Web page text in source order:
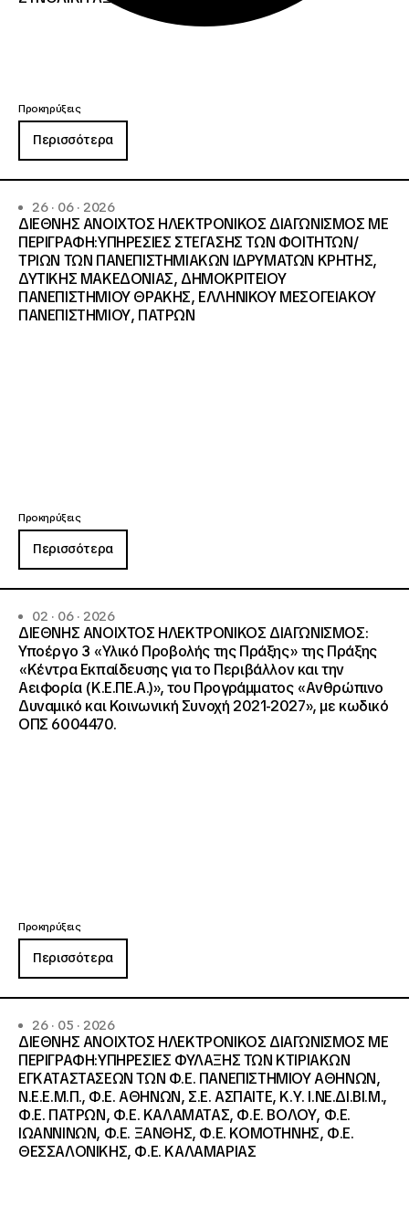
Προκηρύξεις
Περισσότερα
26 · 06 · 2026
ΔΙΕΘΝΗΣ ΑΝΟΙΧΤΟΣ ΗΛΕΚΤΡΟΝΙΚΟΣ ΔΙΑΓΩΝΙΣΜΟΣ ΜΕ
ΠΕΡΙΓΡΑΦΗ:ΥΠΗΡΕΣΙΕΣ ΣΤΕΓΑΣΗΣ ΤΩΝ ΦΟΙΤΗΤΩΝ/
ΤΡΙΩΝ ΤΩΝ ΠΑΝΕΠΙΣΤΗΜΙΑΚΩΝ ΙΔΡΥΜΑΤΩΝ KΡΗΤΗΣ,
ΔΥΤΙΚΗΣ ΜΑΚΕΔΟΝΙΑΣ, ΔΗΜΟΚΡΙΤΕΙΟΥ
ΠΑΝΕΠΙΣΤΗΜΙΟΥ ΘΡΑΚΗΣ, ΕΛΛΗΝΙΚΟΥ ΜΕΣΟΓΕΙΑΚΟΥ
ΠΑΝΕΠΙΣΤΗΜΙΟΥ, ΠΑΤΡΩΝ
Προκηρύξεις
Περισσότερα
02 · 06 · 2026
ΔΙΕΘΝΗΣ ΑΝΟΙΧΤΟΣ ΗΛΕΚΤΡΟΝΙΚΟΣ ΔΙΑΓΩΝΙΣΜΟΣ:
Υποέργο 3 «Υλικό Προβολής της Πράξης» της Πράξης
«Κέντρα Εκπαίδευσης για το Περιβάλλον και την
Αειφορία (Κ.Ε.ΠΕ.Α.)», του Προγράμματος «Ανθρώπινο
Δυναμικό και Κοινωνική Συνοχή 2021-2027», με κωδικό
ΟΠΣ 6004470.
Προκηρύξεις
Περισσότερα
26 · 05 · 2026
ΔΙΕΘΝΗΣ ΑΝΟΙΧΤΟΣ ΗΛΕΚΤΡΟΝΙΚΟΣ ΔΙΑΓΩΝΙΣΜΟΣ ΜΕ
ΠΕΡΙΓΡΑΦΗ:ΥΠΗΡΕΣΙΕΣ ΦΥΛΑΞΗΣ ΤΩΝ ΚΤΙΡΙΑΚΩΝ
ΕΓΚΑΤΑΣΤΑΣΕΩΝ ΤΩΝ Φ.Ε. ΠΑΝΕΠΙΣΤΗΜΙΟΥ ΑΘΗΝΩΝ,
Ν.Ε.Ε.Μ.Π., Φ.Ε. ΑΘΗΝΩΝ, Σ.Ε. ΑΣΠΑΙΤΕ, Κ.Υ. Ι.ΝΕ.ΔΙ.ΒΙ.Μ.,
Φ.Ε. ΠΑΤΡΩΝ, Φ.Ε. ΚΑΛΑΜΑΤΑΣ, Φ.Ε. ΒΟΛΟΥ, Φ.Ε.
ΙΩΑΝΝΙΝΩΝ, Φ.Ε. ΞΑΝΘΗΣ, Φ.Ε. ΚΟΜΟΤΗΝΗΣ, Φ.Ε.
ΘΕΣΣΑΛΟΝΙΚΗΣ, Φ.Ε. ΚΑΛΑΜΑΡΙΑΣ